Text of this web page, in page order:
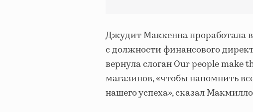
Джудит Маккенна проработала
с должности финансового
вернула слоган Our people
магазинов, «чтобы напомнить
нашего успеха», сказал